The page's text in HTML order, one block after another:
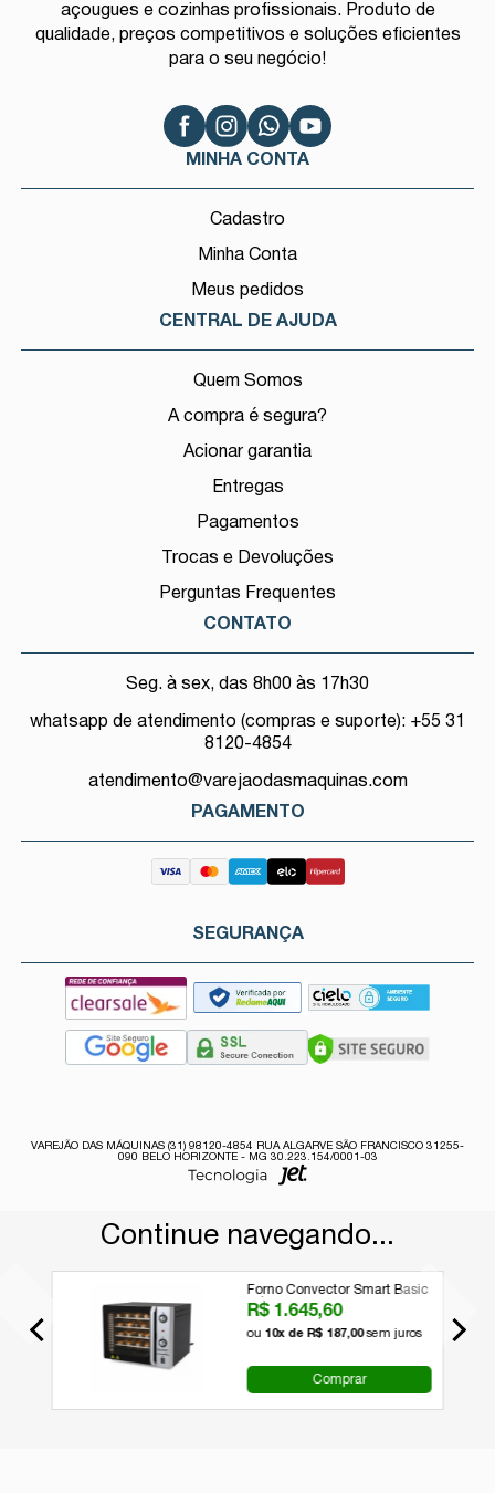
açougues e cozinhas profissionais. Produto de
qualidade, preços competitivos e soluções eficientes
para o seu negócio!
MINHA CONTA
Cadastro
Minha Conta
Meus pedidos
CENTRAL DE AJUDA
Quem Somos
A compra é segura?
Acionar garantia
Entregas
Pagamentos
Trocas e Devoluções
Perguntas Frequentes
CONTATO
Seg. à sex, das 8h00 às 17h30
whatsapp de atendimento (compras e suporte): +55 31
8120-4854
atendimento@varejaodasmaquinas.com
PAGAMENTO
SEGURANÇA
VAREJÃO DAS MÁQUINAS (31) 98120-4854 RUA ALGARVE SÃO FRANCISCO 31255-
090 BELO HORIZONTE - MG 30.223.154/0001-03